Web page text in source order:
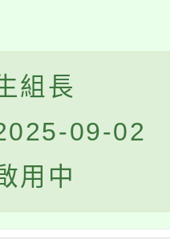
組長
09-02
用中